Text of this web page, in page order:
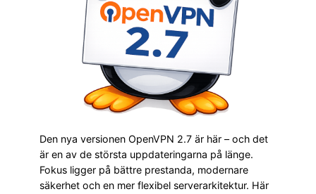
Den nya versionen OpenVPN 2.7 är här – och det
är en av de största uppdateringarna på länge.
Fokus ligger på bättre prestanda, modernare
säkerhet och en mer flexibel serverarkitektur. Här